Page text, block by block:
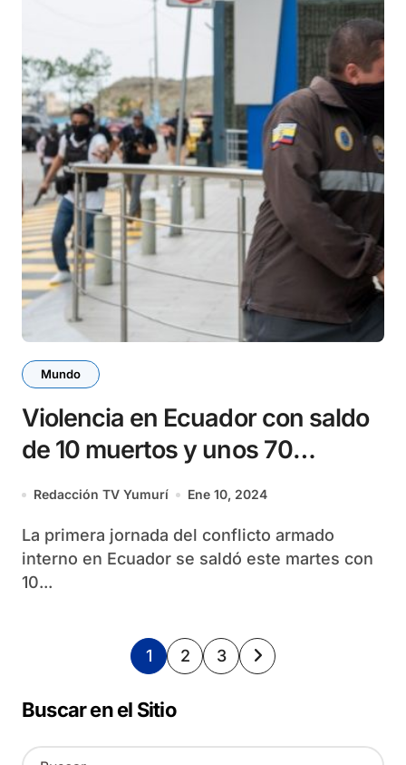
Mundo
Violencia en Ecuador con saldo
de 10 muertos y unos 70
detenidos
Redacción TV Yumurí Ene 10, 2024
La primera jornada del conflicto armado
interno en Ecuador se saldó este martes con
10...
Paginación
de
entradas
1 2 3
Buscar en el Sitio
B